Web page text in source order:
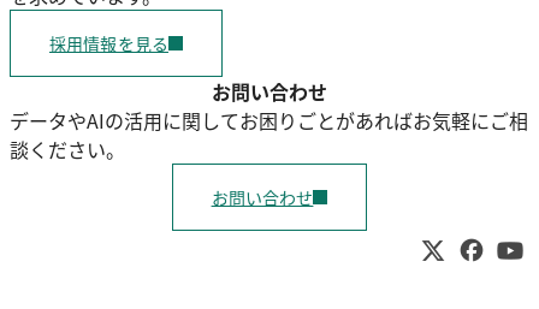
採用情報を見る
お問い合わせ
データやAIの活用に関してお困りごとがあればお気軽にご相
談ください。
お問い合わせ